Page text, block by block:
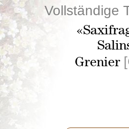
Vollständige
Grenier